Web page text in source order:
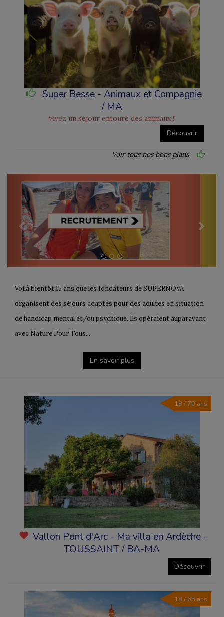
Super Besse - Animaux et Compagnie
/ MA
Vivez un séjour entouré des animaux !!
Découvrir
Voir tous nos bons plans
Previous
Voilà bientôt 15 ans que les fondateurs de SUPERNOVA
organisent des séjours adaptés pour des adultes en situation
de handicap mental et/ou psychique. Ils opéraient auparavant
avec Nature Pour Tous...
En savoir plus
18 / 70 ans
Vallon Pont d'Arc - Ma villa en Ardèche -
TOUSSAINT / BA-MA
Découvrir
18 / 65 ans